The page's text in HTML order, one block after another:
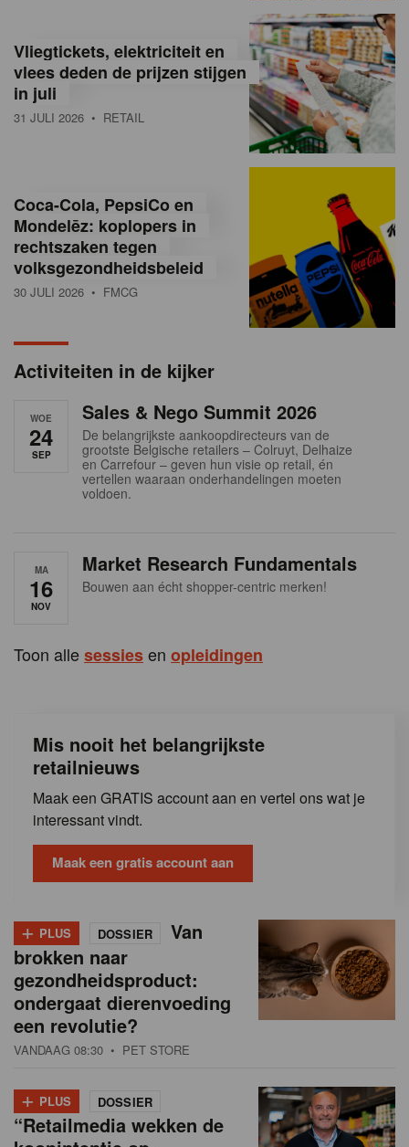
g
ë
e
a
n
Vliegtickets, elektriciteit en
vlees deden de prijzen stijgen
in juli
31 JULI 2026 • RETAIL
Coca-Cola, PepsiCo en
Mondelēz: koplopers in
rechtszaken tegen
volksgezondheidsbeleid
30 JULI 2026 • FMCG
Activiteiten in de kijker
WOE
24
SEP
Sales & Nego Summit 2026
De belangrijkste aankoopdirecteurs van de
grootste Belgische retailers – Colruyt, Delhaize
en Carrefour – geven hun visie op retail, én
vertellen waaraan onderhandelingen moeten
voldoen.
MA
16
NOV
Market Research Fundamentals
Bouwen aan écht shopper-centric merken!
Toon allesessiesen opleidingen
Mis nooit het belangrijkste
retailnieuws
Maak een GRATIS account aan en vertel ons wat je
interessant vindt.
Maak een gratis account aan
+ PLUS DOSSIER
Van
brokken naar
gezondheidsproduct:
ondergaat dierenvoeding
een revolutie?
VANDAAG 08:30 • PET STORE
+ PLUS DOSSIER
“Retailmedia wekken de